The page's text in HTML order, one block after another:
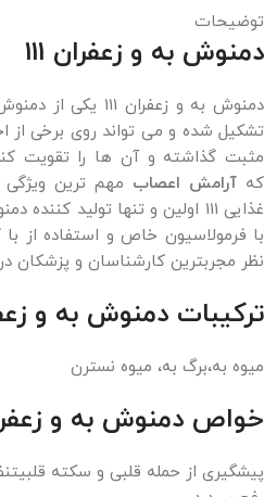
توضیحات
دمنوش به و زعفران 111
دمنوش به و
تشکیل شده و می تواند روی برخی از
مثبت گذاشته و آن ها را تقویت
که آرامش اعصاب مهم ترین
غذایی 111 اولین و تنها تولید
با فرمولاسیون خاص و استفاده از
نظر مجربترین کارشناسان و پزشکان
ترکیبات دمنوش به و
میوه به،برگ به، میوه نسترن
خواص دمنوش به و زعفران
پیشگیری از حمله قلبی و سکته